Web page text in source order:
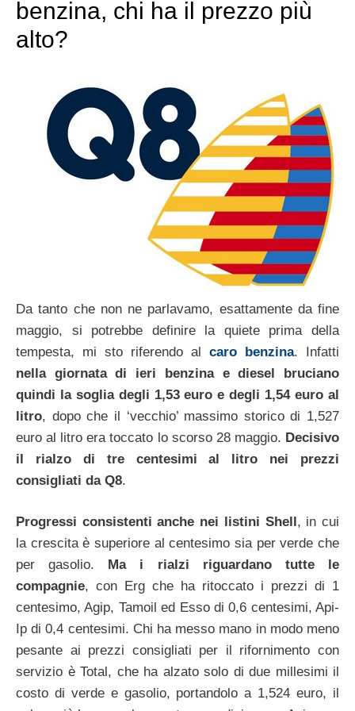
benzina, chi ha il prezzo più
alto?
Da tanto che non ne parlavamo, esattamente da fine
maggio, si potrebbe definire la quiete prima della
tempesta, mi sto riferendo al caro benzina. Infatti
nella giornata di ieri benzina e diesel bruciano
quindi la soglia degli 1,53 euro e degli 1,54 euro al
litro, dopo che il ‘vecchio’ massimo storico di 1,527
euro al litro era toccato lo scorso 28 maggio. Decisivo
il rialzo di tre centesimi al litro nei prezzi
consigliati da Q8.
Progressi consistenti anche nei listini Shell, in cui
la crescita è superiore al centesimo sia per verde che
per gasolio. Ma i rialzi riguardano tutte le
compagnie, con Erg che ha ritoccato i prezzi di 1
centesimo, Agip, Tamoil ed Esso di 0,6 centesimi, Api-
Ip di 0,4 centesimi. Chi ha messo mano in modo meno
pesante ai prezzi consigliati per il rifornimento con
servizio è Total, che ha alzato solo di due millesimi il
costo di verde e gasolio, portandolo a 1,524 euro, il